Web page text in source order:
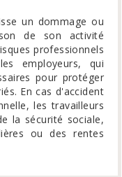
un dommage ou
de son activité
professionnels
employeurs, qui
pour protéger
En cas d'accident
les travailleurs
la sécurité sociale,
ou des rentes